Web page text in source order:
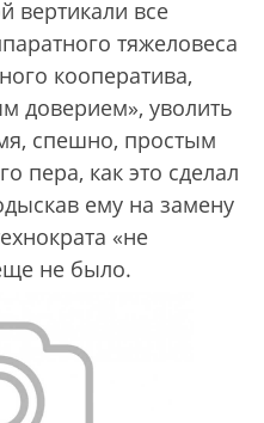
вертикали все
тяжеловеса
кооператива,
доверием», уволить
спешно, простым
пера, как это сделал
ему на замену
«не
не было.